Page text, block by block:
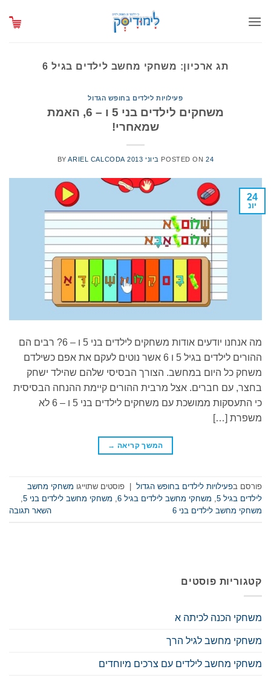
תג ארכיון: משחקי מחשב לילדים בגיל 6
פעילויות לילדים בחופש הגדול
משחקים לילדים בני 5 ו – 6, האמת
שמאחרי!
POSTED ON24 ביוני 2013 BYARIEL CALCODA
24
יונ
מה אנחנו יודעים אודות משחקים לילדים בני 5 ו – 6? רבים הם
ההורים לילדים בגיל 5 ו 6 אשר נוטים לעקם את אפם כשילדם
משחק כל היום במחשב. הצורך הבסיסי שלהם שהילד ישחק
בחצר, עם חברים. אצל מרבית ההורים קיימת ההנחה הבסיסית
כי התעסקות ממושכת עם משחקים לילדים בני 5 ו – 6 לא
משפרת […]
המשך קריאה →
פורסם בפעילויות לילדים בחופש הגדול פוסטים שתוייגו משחקי מחשב
לילדים בגיל 5
, משחקי מחשב לילדים בגיל 6 , משחקי מחשב לילדים בני 5
,
משחקי מחשב לילדים בני 6
השאר תגובה
קטגוריות פוסטים
משחקי הכנה לכיתה א
משחקי מחשב לגיל הרך
משחקי מחשב לילדים עם צרכים מיוחדים